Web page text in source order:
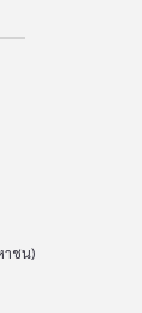
าชน)